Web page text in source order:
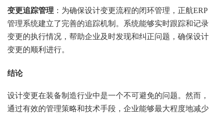
变更追踪管理 ：为确保设计变更流程的闭环管理，正航ERP
管理系统建立了完善的追踪机制。系统能够实时跟踪和记录
变更的执行情况，帮助企业及时发现和纠正问题，确保设计
变更的顺利进行。
结论
设计变更在装备制造行业中是一个不可避免的问题。然而，
通过有效的管理策略和技术手段，企业能够最大程度地减少